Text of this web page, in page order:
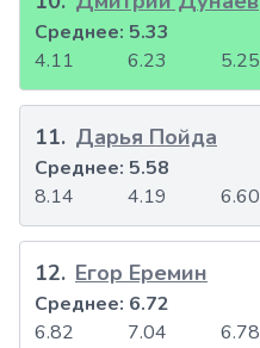
4.11 6.23 5.25
Среднее: 5.33
11. Дарья Пойда
8.14 4.19 6.60
Среднее: 5.58
12. Егор Еремин
6.82 7.04 6.78
Среднее: 6.72